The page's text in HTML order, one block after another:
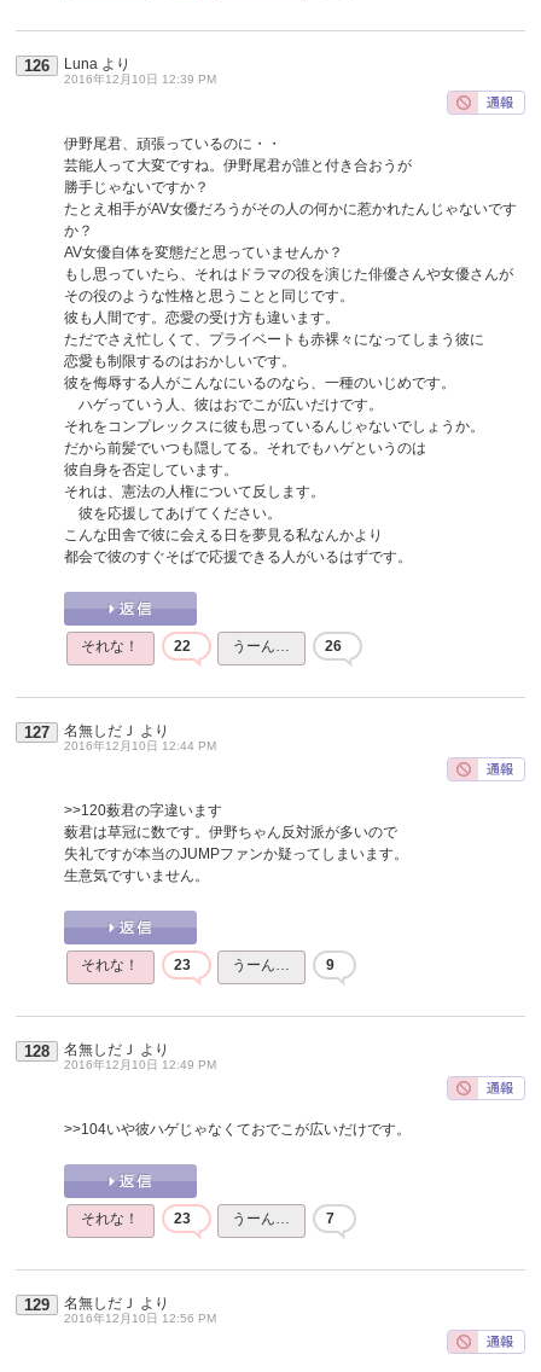
126 Luna より
2016年12月10日 12:39 PM
伊野尾君、頑張っているのに・・
芸能人って大変ですね。伊野尾君が誰と付き合おうが
勝手じゃないですか？
たとえ相手がAV女優だろうがその人の何かに惹かれたんじゃないです
か？
AV女優自体を変態だと思っていませんか？
もし思っていたら、それはドラマの役を演じた俳優さんや女優さんが
その役のような性格と思うことと同じです。
彼も人間です。恋愛の受け方も違います。
ただでさえ忙しくて、プライベートも赤裸々になってしまう彼に
恋愛も制限するのはおかしいです。
彼を侮辱する人がこんなにいるのなら、一種のいじめです。
ハゲっていう人、彼はおでこが広いだけです。
それをコンプレックスに彼も思っているんじゃないでしょうか。
だから前髪でいつも隠してる。それでもハゲというのは
彼自身を否定しています。
それは、憲法の人権について反します。
彼を応援してあげてください。
こんな田舎で彼に会える日を夢見る私なんかより
都会で彼のすぐそばで応援できる人がいるはずです。
それな！ 22 うーん… 26
127 名無しだＪ より
2016年12月10日 12:44 PM
>>120薮君の字違います
薮君は草冠に数です。伊野ちゃん反対派が多いので
失礼ですが本当のJUMPファンか疑ってしまいます。
生意気ですいません。
それな！ 23 うーん… 9
128 名無しだＪ より
2016年12月10日 12:49 PM
>>104いや彼ハゲじゃなくておでこが広いだけです。
それな！ 23 うーん… 7
129 名無しだＪ より
2016年12月10日 12:56 PM